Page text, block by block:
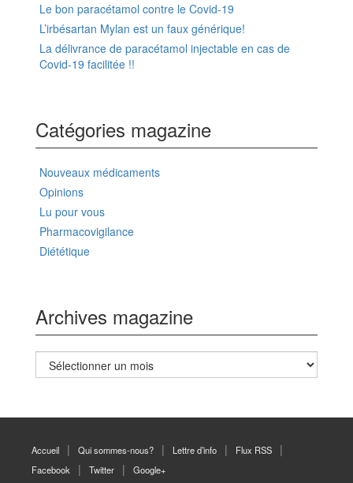
Le bon paracétamol contre le Covid-19
L’irbésartan Mylan est un faux générique!
La délivrance de paracétamol injectable en cas de
Covid-19 facilitée !!
Catégories magazine
Nouveaux médicaments
Opinions
Lu pour vous
Pharmacovigilance
Diététique
Archives magazine
Archives
magazine
Accueil Qui sommes-nous? Lettre d’info
Flux RSS
Facebook
Twitter Google+